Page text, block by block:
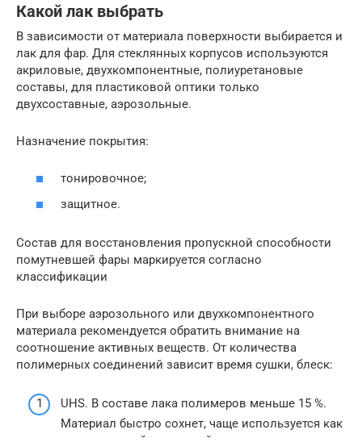
Какой лак выбрать
В зависимости от материала поверхности выбирается и
лак для фар. Для стеклянных корпусов используются
акриловые, двухкомпонентные, полиуретановые
составы, для пластиковой оптики только
двухсоставные, аэрозольные.
Назначение покрытия:
тонировочное;
защитное.
Состав для восстановления пропускной способности
помутневшей фары маркируется согласно
классификации
При выборе аэрозольного или двухкомпонентного
материала рекомендуется обратить внимание на
соотношение активных веществ. От количества
полимерных соединений зависит время сушки, блеск:
UHS. В составе лака полимеров меньше 15 %.
Материал быстро сохнет, чаще используется как